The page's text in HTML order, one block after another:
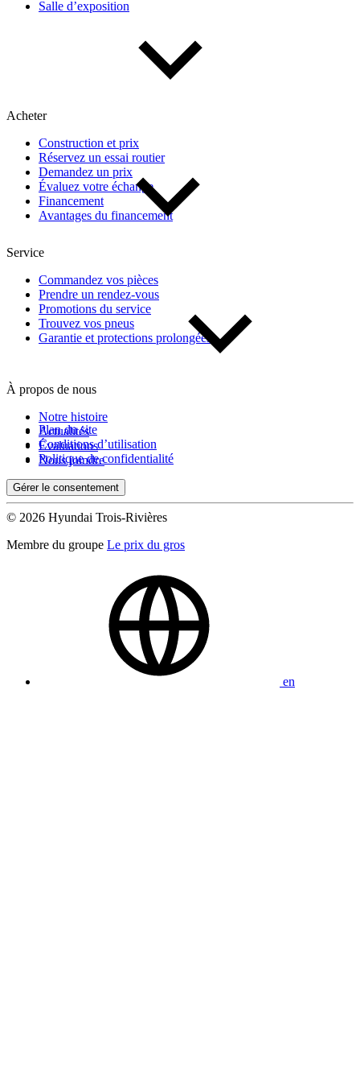
Compactes & berlines
Année
De 2000 à 2027
Prix
De 5 000 $ à 100 000 $
Paiement hebdo
Kilométrage
De 0 km à 500 000 km
(0)
Salle d’exposition
Acheter
Construction et prix
Réservez un essai routier
Demandez un prix
Évaluez votre échange
Financement
Avantages du financement
Service
Commandez vos pièces
Prendre un rendez-vous
Promotions du service
Trouvez vos pneus
Garantie et protections prolongées
À propos de nous
Notre histoire
Actualités
Évaluations
Nous joindre
Plan du site
Conditions d’utilisation
Politique de confidentialité
Gérer le consentement
© 2026 Hyundai Trois-Rivières
Membre du groupe Le prix du gros
en